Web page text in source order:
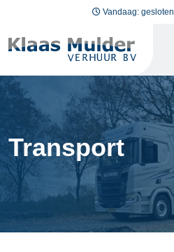
Vandaag: gesloten
Transport